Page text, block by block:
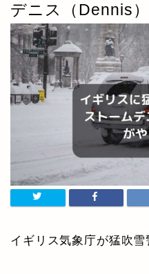
デニス（Dennis
イギリス気象庁が猛吹雪